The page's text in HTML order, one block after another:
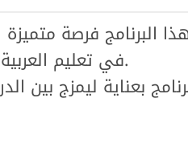
البرنامج فرصة
في تعليم العربية للناطقين بغيرها، مع التعايش الكامل مع أهل اللغة في بيئة عربية أصيلة بالقاهرة.
بعناية ليمزج بين